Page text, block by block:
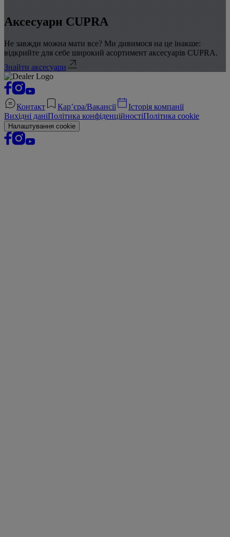
Аксесуари CUPRA
Не завжди можна мати все? Ми дивимося на це інакше:
відкрийте для себе широкий асортимент аксесуарів CUPRA.
Знайти аксесуари
Контакт Кар’єра/Вакансії
Історія компанії
Вихідні даніПолітика конфіденційностіПолітика cookie
Налаштування cookie